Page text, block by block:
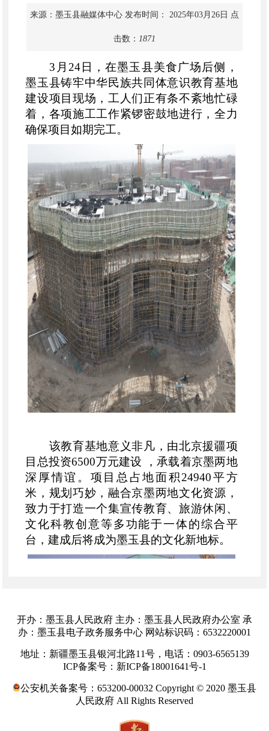
来源：墨玉县融媒体中心 发布时间： 2025年03月26日 点
击数： 1871
3月24日，在墨玉县美食广场后侧，
墨玉县铸牢中华民族共同体意识教育基地
建设项目现场，工人们正有条不紊地忙碌
着，各项施工工作紧锣密鼓地进行，全力
确保项目如期完工。
该教育基地意义非凡，由北京援疆项
目总投资6500万元建设 ，承载着京墨两地
深厚情谊。项目总占地面积24940平方
米，规划巧妙，融合京墨两地文化资源，
致力于打造一个集宣传教育、旅游休闲、
文化科教创意等多功能于一体的综合平
台，建成后将成为墨玉县的文化新地标。
开办：墨玉县人民政府 主办：墨玉县人民政府办公室 承
办：墨玉县电子政务服务中心 网站标识码：6532220001
地址：新疆墨玉县银河北路11号，电话：0903-6565139
ICP备案号：新ICP备18001641号-1
公安机关备案号：653200-00032 Copyright © 2020 墨玉县
人民政府 All Rights Reserved